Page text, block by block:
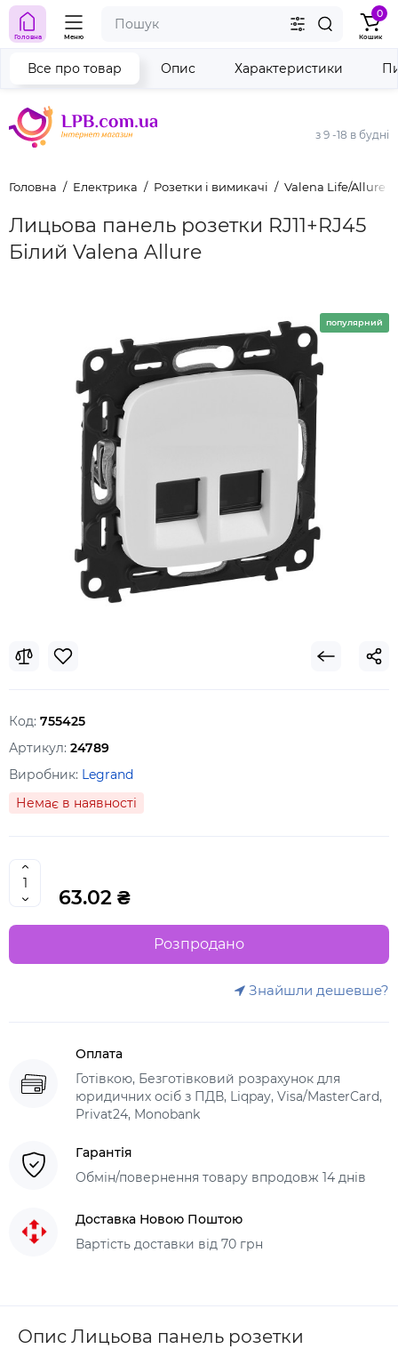
з 9 -18 в будні
Головна Меню
0
Кошик
Головна Електрика Розетки і вимикачі Valena Life/Allure
Лицьова панель розетки RJ11+RJ45
Білий Valena Allure
Все про товар Опис Характеристики
популярний
Код: 755425
Артикул: 24789
Виробник: Legrand
Немає в наявності
63.02 ₴
Розпродано
Знайшли дешевше?
Оплата
Готівкою, Безготівковий розрахунок для
юридичних осіб з ПДВ, Liqpay, Visa/MasterCard,
Privat24, Monobank
Гарантія
Обмін/повернення товару впродовж 14 днів
Доставка Новою Поштою
Вартість доставки від 70 грн
Опис Лицьова панель розетки